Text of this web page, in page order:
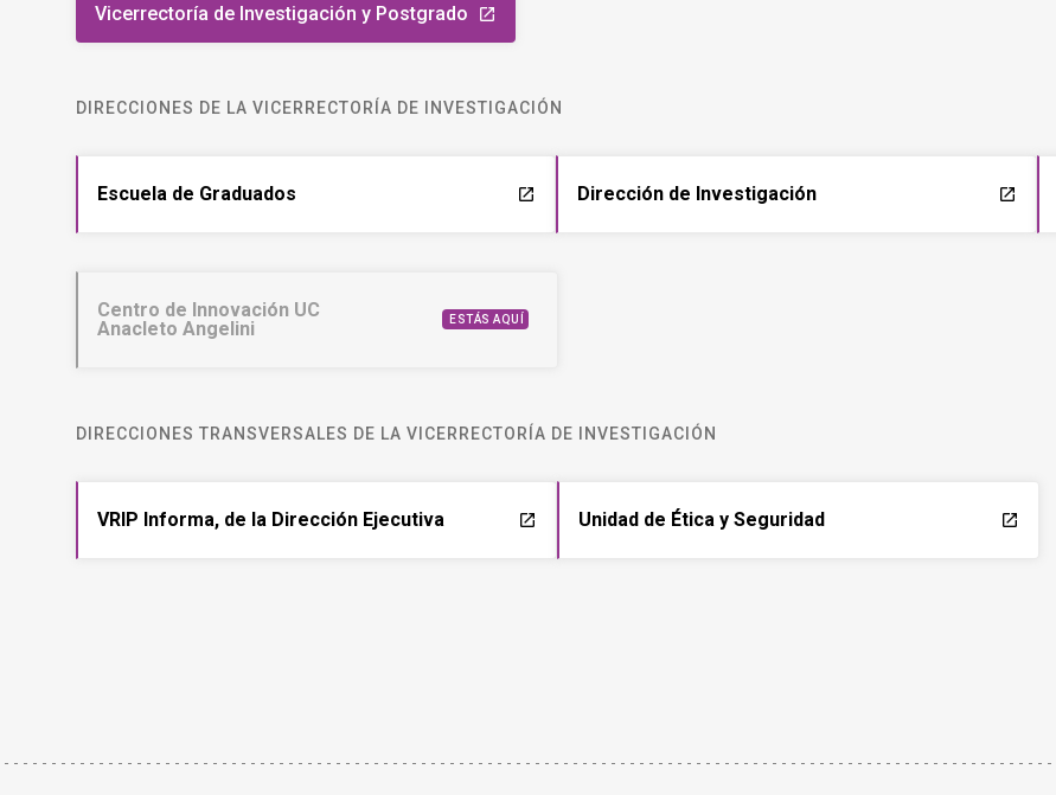
Vicerrectoría de Investigación y Postgrado launch
DIRECCIONES DE LA VICERRECTORÍA DE INVESTIGACIÓN
Escuela de Graduados launch Dirección de Investigación launch
Centro de Innovación UC
Anacleto Angelini
ESTÁS AQUÍ
DIRECCIONES TRANSVERSALES DE LA VICERRECTORÍA DE INVESTIGACIÓN
VRIP Informa, de la Dirección Ejecutiva launch Unidad de Ética y Seguridad launch